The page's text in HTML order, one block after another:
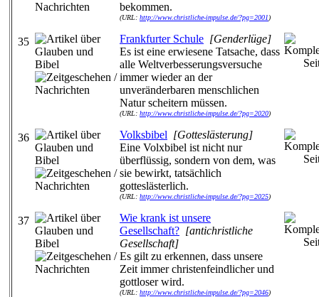
bekommen.
(URL: http://www.christliche-impulse.de/?pg=2001)
35 Frankfurter Schule [Genderlüge]
Es ist eine erwiesene Tatsache, dass
alle Weltverbesserungsversuche
immer wieder an der
unveränderbaren menschlichen
Natur scheitern müssen.
(URL: http://www.christliche-impulse.de/?pg=2020)
36 Volksbibel [Gotteslästerung]
Eine Volxbibel ist nicht nur
überflüssig, sondern von dem, was
sie bewirkt, tatsächlich
gotteslästerlich.
(URL: http://www.christliche-impulse.de/?pg=2025)
37
Wie krank ist unsere
Gesellschaft? [antichristliche
Gesellschaft]
Es gilt zu erkennen, dass unsere
Zeit immer christenfeindlicher und
gottloser wird.
(URL: http://www.christliche-impulse.de/?pg=2046)